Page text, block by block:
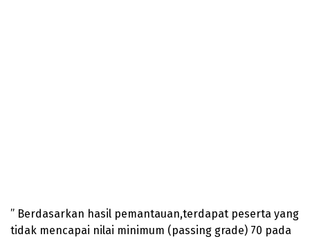
” Berdasarkan hasil pemantauan,terdapat peserta yang
tidak mencapai nilai minimum (passing grade) 70 pada